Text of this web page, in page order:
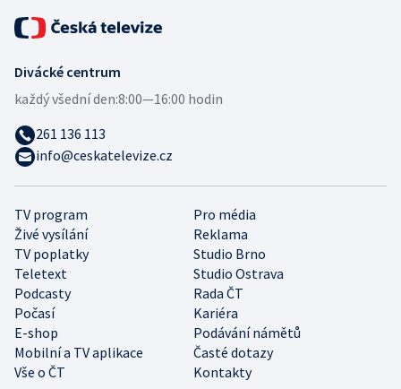
TV program
Pro média
Živé vysílání
Reklama
TV poplatky
Studio Brno
Teletext
Studio Ostrava
Podcasty
Rada ČT
Počasí
Kariéra
E-shop
Podávání námětů
Mobilní a TV aplikace
Časté dotazy
Vše o ČT
Kontakty
Divácké centrum
každý všední den:8:00—16:00 hodin
261 136 113
info@ceskatelevize.cz